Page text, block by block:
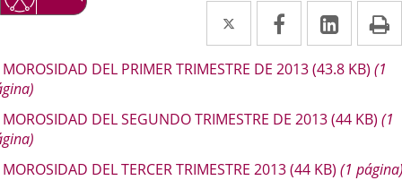
Twitter
Enlace
a
una
aplicación
Facebook
Enlace
a
una
aplicación
externa.
Enlace
a
una
MOROSIDAD DEL PRIMER TRIMESTRE DE 2013(43.8 KB) (1
MOROSIDAD DEL SEGUNDO TRIMESTRE DE 2013(44 KB) (1
MOROSIDAD DEL TERCER TRIMESTRE 2013(44 KB) (1